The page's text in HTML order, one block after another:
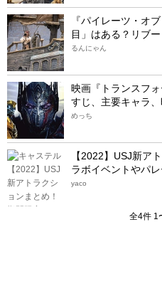
『パイレーツ・オ
目」はある？リブー
るんにゃん
映画『トランスフ
すじ、主要キャラ
めっち
【2022】USJ新ア
ラボイベントやパ
yaco
全4件 1